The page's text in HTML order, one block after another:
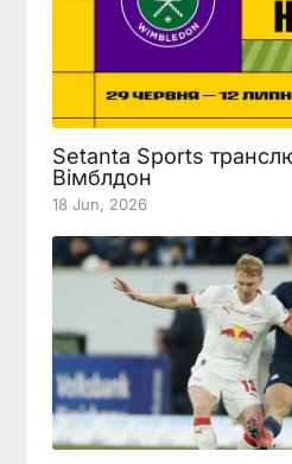
Setanta Sports
Вімблдон
18 Jun, 2026